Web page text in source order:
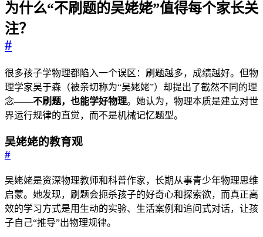
为什么“不刷题的吴姥姥”值得每个家长关
注？
#
很多孩子学物理都陷入一个误区：刷题越多，成绩越好。但物
理学家吴于森（被亲切称为“吴姥姥”）却提出了截然不同的理
念——不刷题，也能学好物理。她认为，物理本质是建立对世
界运行规律的直觉，而不是机械记忆题型。
吴姥姥的教育观
#
吴姥姥是资深物理教师和科普作家，长期从事青少年物理思维
启蒙。她发现，刷题会扼杀孩子的好奇心和探索欲，而真正高
效的学习方式是用生动的实验、生活案例和追问式对话，让孩
子自己“推导”出物理规律。